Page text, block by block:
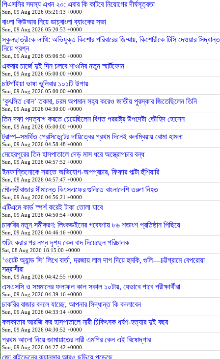
পিএসসির সদস্য এখন ২০: এবার কি কাটবে নিয়োগের দীর্ঘসূত্রতা
Sun, 09 Aug 2026 05:21:13 +0000
বাংলা কিউআর নিয়ে ডাচ্‌বাংলা ব্যাংকের সভা
Sun, 09 Aug 2026 05:20:53 +0000
স্কুলছাত্রীকে লাথি: অভিযুক্ত কিশোর পরিবারের জিম্মায়, কিশোরীকে টিসি দেওয়ার সিদ্ধান্ত
নিয়ে প্রশ্ন
Sun, 09 Aug 2026 05:06:50 +0000
একবার চার্জে দুই দিন চলবে শাওমির নতুন স্মার্টফোন
Sun, 09 Aug 2026 05:00:00 +0000
চাটগাঁইয়া ভাষা ভুলিবার ১০১টি উপায়
Sun, 09 Aug 2026 05:00:00 +0000
‘কুৎসিত বোন’ তকমা, চরম অপমান সহ্য করেও জাতীয় পুরস্কার জিতেছিলেন তিনি
Sun, 09 Aug 2026 04:30:00 +0000
তিন দফা পদত্যাগ করতে চেয়েছিলেন বিগত পররাষ্ট্র উপদেষ্টা তৌহিদ হোসেন
Sun, 09 Aug 2026 05:00:00 +0000
ট্রাম্প–সমর্থিত প্রেসিডেন্টের দায়িত্বের প্রথম দিনেই কলম্বিয়ায় বোমা হামলা
Sun, 09 Aug 2026 04:58:48 +0000
মেহেরপুরের তিন হাসপাতালে দেড় মাস ধরে অস্ত্রোপচার বন্ধ
Sun, 09 Aug 2026 04:57:52 +0000
ইনফান্তিনোকে সরাতে অভিযোগ-অপপ্রচার, ফিফার পাল্টা হুঁশিয়ারি
Sun, 09 Aug 2026 04:57:47 +0000
মৌলভীবাজার সীমান্তে বিএসএফের গুলিতে বাংলাদেশি তরুণ নিহত
Sun, 09 Aug 2026 04:56:21 +0000
এটিএমে কার্ড স্পর্শ করেই টাকা তোলা যাবে
Sun, 09 Aug 2026 04:50:54 +0000
চাকরির নতুন সমীকরণ: লিংকডইনের গবেষণায় ৮৬ শতাংশ প্রতিষ্ঠান পিছিয়ে
Sun, 09 Aug 2026 04:46:16 +0000
শুটিং করার পর নগ্ন দৃশ্য কেন বাদ দিয়েছেন পরিচালক
Sat, 08 Aug 2026 18:15:00 +0000
‘ওয়েট অ্যান্ড সি’ লিখে বার্তা, দরজায় লাল দাগ দিয়ে হুমকি, গুলি—চট্টগ্রামে বেপরোয়া
সন্ত্রাসীরা
Sun, 09 Aug 2026 04:42:55 +0000
এসএসসি ও সমমানের ফলাফল কাল সকাল ১০টায়, যেভাবে পাবে পরীক্ষার্থীরা
Sun, 09 Aug 2026 04:39:16 +0000
চাকরির বাজার বদলে যাচ্ছে, আপনার সিদ্ধান্ত কি বদলাবেন
Sun, 09 Aug 2026 04:33:14 +0000
কলকাতার আরজি কর হাসপাতালে নারী চিকিৎসক ধর্ষণ-হত্যার দুই বছর
Sun, 09 Aug 2026 04:30:52 +0000
প্রথম আলো নিয়ে জামায়াতের নারী এমপির কেন এই বিষোদ্‌গার
Sun, 09 Aug 2026 04:27:42 +0000
জো বাইডেনের ক্যানসার আরও ছড়িয়ে পড়েছে